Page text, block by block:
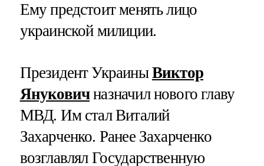
Ему предстоит менять лицо
украинской милиции.
Президент УкраиныВиктор
Януковичназначил нового главу
МВД. Им стал Виталий
Захарченко. Ранее Захарченко
возглавлял Государственную